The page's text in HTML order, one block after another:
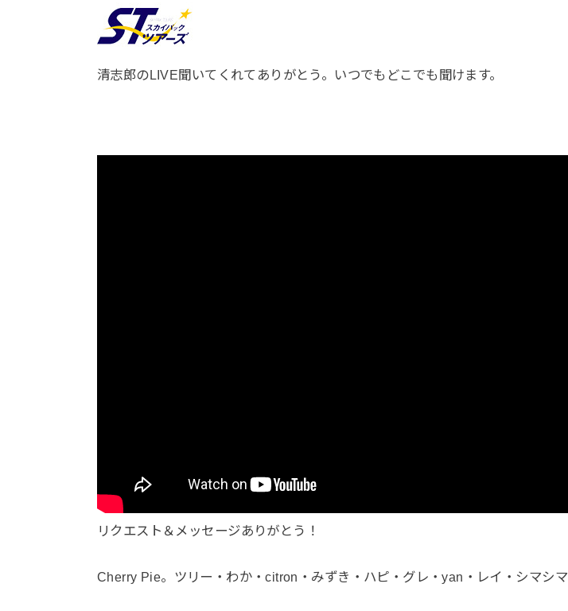
清志郎のLIVE聞いてくれてありがとう。いつでもどこでも聞けます。
リクエスト＆メッセージありがとう！
Cherry Pie。ツリー・わか・citron・みずき・ハピ・グレ・yan・レイ・シマシマ